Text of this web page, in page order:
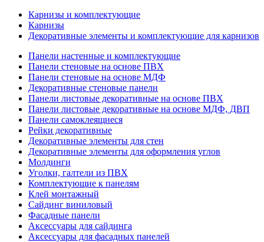
Карнизы и комплектующие
Карнизы
Декоративные элементы и комплектующие для карнизов
Панели настенные и комплектующие
Панели стеновые на основе ПВХ
Панели стеновые на основе МДФ
Декоративные стеновые панели
Панели листовые декоративные на основе ПВХ
Панели листовые декоративные на основе МДФ, ДВП
Панели самоклеящиеся
Рейки декоративные
Декоративные элементы для стен
Декоративные элементы для оформления углов
Молдинги
Уголки, галтели из ПВХ
Комплектующие к панелям
Клей монтажный
Сайдинг виниловый
Фасадные панели
Аксессуары для сайдинга
Аксессуары для фасадных панелей